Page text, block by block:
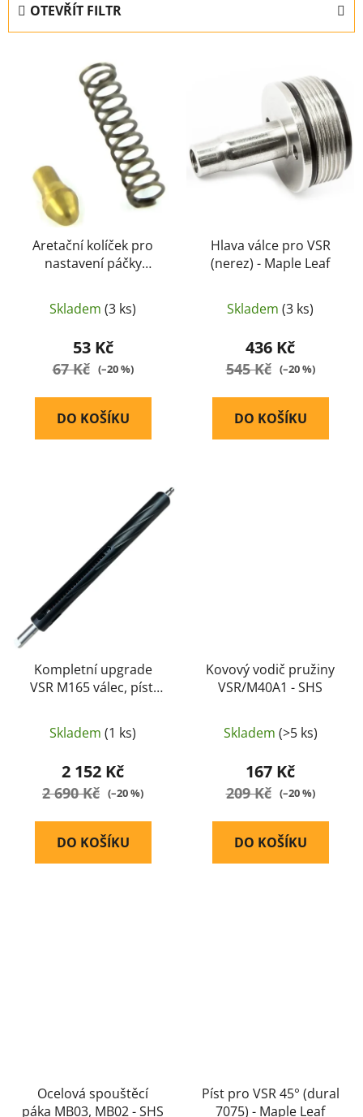
n
í
OTEVŘÍT FILTR
Aretační kolíček pro
nastavení páčky
Leaf
Skladem (3 ks)
53 Kč
67 Kč (–20 %)
DO KOŠÍKU
Hlava válce pro VSR
(nerez) - Maple Leaf
Skladem (3 ks)
436 Kč
545 Kč (–20 %)
DO KOŠÍKU
Kompletní upgrade
VSR M165 válec, píst,
válce - Maple Leaf
Skladem (1 ks)
2 152 Kč
2 690 Kč (–20 %)
DO KOŠÍKU
Kovový vodič pružiny
VSR/M40A1 - SHS
Skladem (>5 ks)
167 Kč
209 Kč (–20 %)
DO KOŠÍKU
Ocelová spouštěcí
páka MB03, MB02 - SHS
Píst pro VSR 45° (dural
7075) - Maple Leaf